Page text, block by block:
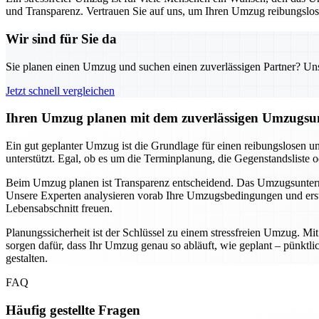
und Transparenz. Vertrauen Sie auf uns, um Ihren Umzug
Wir sind für Sie da
Sie planen einen Umzug und suchen einen zuverlässigen Partner?
Jetzt schnell vergleichen
Ihren Umzug planen mit dem zuverlässigen
Ein gut geplanter Umzug ist die Grundlage für einen reibungslosen
unterstützt. Egal, ob es um die Terminplanung, die
Beim Umzug planen ist Transparenz entscheidend. Das
Unsere Experten analysieren vorab Ihre Umzugsbedingungen und
Lebensabschnitt freuen.
Planungssicherheit ist der Schlüssel zu einem stressfreien Umzug.
sorgen dafür, dass Ihr Umzug genau so abläuft, wie geplant –
gestalten.
FAQ
Häufig gestellte Fragen